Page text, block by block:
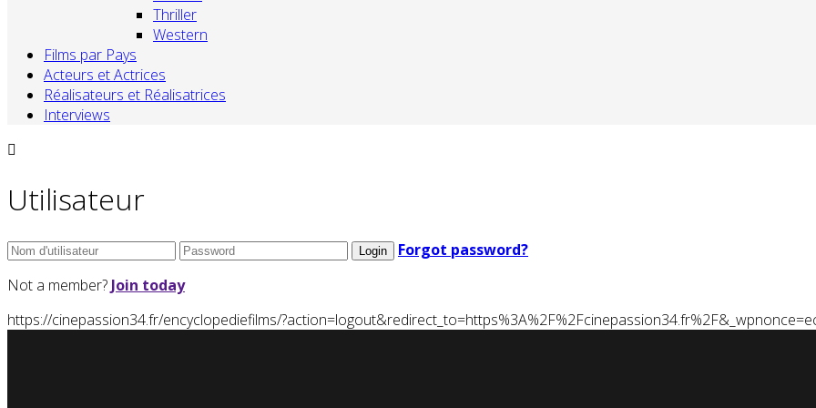
Thriller
Western
Films par Pays
Acteurs et Actrices
Réalisateurs et Réalisatrices
Interviews
Utilisateur
Forgot password?
Not a member? Join today
https://cinepassion34.fr/encyclopediefilms/